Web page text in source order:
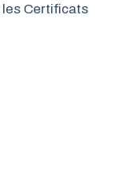
Certificats